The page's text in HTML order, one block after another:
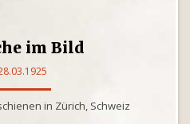
im Bild
in Zürich, Schweiz